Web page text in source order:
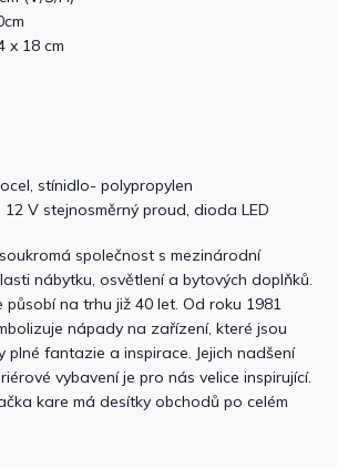
x 18 cm
stínidlo- polypropylen
12 V stejnosměrný proud, dioda LED
společnost s mezinárodní
nábytku, osvětlení a bytových doplňků.
působí na trhu již 40 let. Od roku 1981
nápady na zařízení, které jsou
plné fantazie a inspirace. Jejich nadšení
vybavení je pro nás velice inspirující.
kare má desítky obchodů po celém